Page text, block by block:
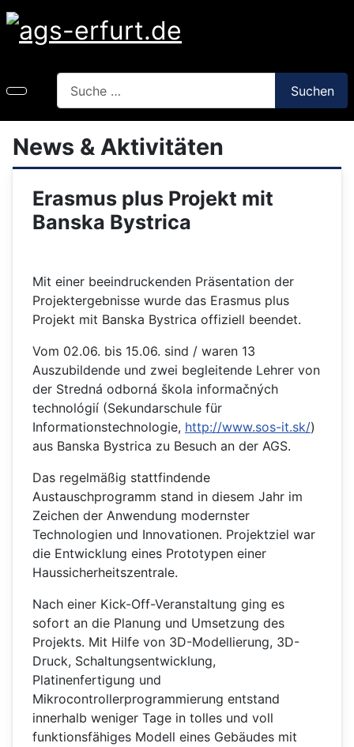
Suchen
News & Aktivitäten
Erasmus plus Projekt mit
Banska Bystrica
Mit einer beeindruckenden Präsentation der
Projektergebnisse wurde das Erasmus plus
Projekt mit Banska Bystrica offiziell beendet.
Vom 02.06. bis 15.06. sind / waren 13
Auszubildende und zwei begleitende Lehrer von
der Stredná odborná škola informačných
technológií (Sekundarschule für
Informationstechnologie, http://www.sos-it.sk/)
aus Banska Bystrica zu Besuch an der AGS.
Das regelmäßig stattfindende
Austauschprogramm stand in diesem Jahr im
Zeichen der Anwendung modernster
Technologien und Innovationen. Projektziel war
die Entwicklung eines Prototypen einer
Haussicherheitszentrale.
Nach einer Kick-Off-Veranstaltung ging es
sofort an die Planung und Umsetzung des
Projekts. Mit Hilfe von 3D-Modellierung, 3D-
Druck, Schaltungsentwicklung,
Platinenfertigung und
Mikrocontrollerprogrammierung entstand
innerhalb weniger Tage in tolles und voll
funktionsfähiges Modell eines Gebäudes mit